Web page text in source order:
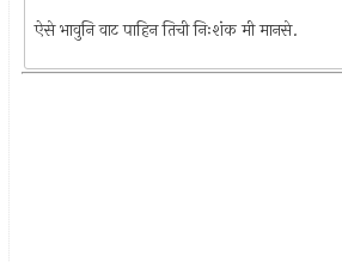
ऐसे भावुनि वाट पाहिन तिची निःशंक मी मानसे.